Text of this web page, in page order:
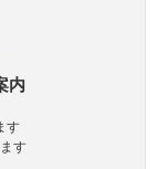
内
す
す